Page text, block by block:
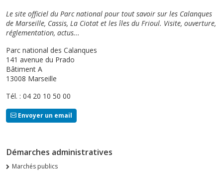
Le site officiel du Parc national pour tout savoir sur les Calanques
de Marseille, Cassis, La Ciotat et les îles du Frioul. Visite, ouverture,
réglementation, actus...
Parc national des Calanques
141 avenue du Prado
Bâtiment A
13008 Marseille
Tél. : 04 20 10 50 00
Envoyer un email
Démarches administratives
Marchés publics